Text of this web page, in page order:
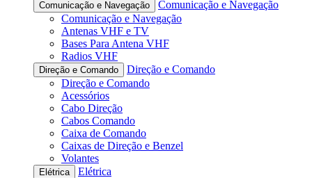
Comunicação e Navegação
Comunicação e Navegação
Comunicação e Navegação
Antenas VHF e TV
Bases Para Antena VHF
Radios VHF
Direção e Comando
Direção e Comando
Direção e Comando
Acessórios
Cabo Direção
Cabos Comando
Caixa de Comando
Caixas de Direção e Benzel
Volantes
Elétrica
Elétrica